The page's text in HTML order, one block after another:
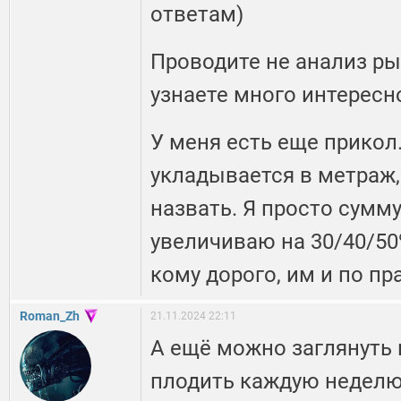
ответам)
Проводите не анализ
узнаете много
У меня есть еще
укладывается в
назвать. Я просто
увеличиваю на 30/40/
кому дорого, им и по
Roman_Zh 21.11.2024 22:11
А ещё можно
плодить каждую